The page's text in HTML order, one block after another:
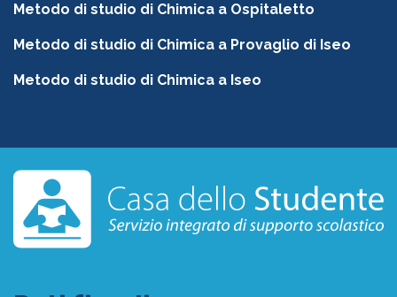
Metodo di studio di Chimica a Ospitaletto
Metodo di studio di Chimica a Provaglio di Iseo
Metodo di studio di Chimica a Iseo